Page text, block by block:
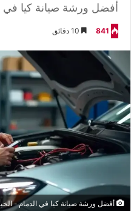
أفضل ورشة صيانة كيا في
841
أفضل ورشة صيانة كيا في الدمام -